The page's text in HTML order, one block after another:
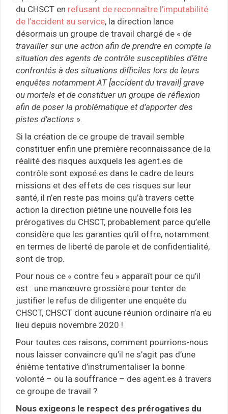
du CHSCT en refusant de reconnaître l’imputabilité
de l’accident au service, la direction lance
désormais un groupe de travail chargé de « de
travailler sur une action afin de prendre en compte la
situation des agents de contrôle susceptibles d’être
confrontés à des situations difficiles lors de leurs
enquêtes notamment AT [accident du travail] grave
ou mortels et de constituer un groupe de réflexion
afin de poser la problématique et d’apporter des
pistes d’actions ».
Si la création de ce groupe de travail semble
constituer enfin une première reconnaissance de la
réalité des risques auxquels les agent.es de
contrôle sont exposé.es dans le cadre de leurs
missions et des effets de ces risques sur leur
santé, il n’en reste pas moins qu’à travers cette
action la direction piétine une nouvelle fois les
prérogatives du CHSCT, probablement parce qu’elle
considère que les garanties qu’il offre, notamment
en termes de liberté de parole et de confidentialité,
sont de trop.
Pour nous ce « contre feu » apparaît pour ce qu’il
est : une manœuvre grossière pour tenter de
justifier le refus de diligenter une enquête du
CHSCT, CHSCT dont aucune réunion ordinaire n’a eu
lieu depuis novembre 2020 !
Pour toutes ces raisons, comment pourrions-nous
nous laisser convaincre qu’il ne s’agit pas d’une
énième tentative d’instrumentaliser la bonne
volonté – ou la souffrance – des agent.es à travers
ce groupe de travail ?
Nous exigeons le respect des prérogatives du